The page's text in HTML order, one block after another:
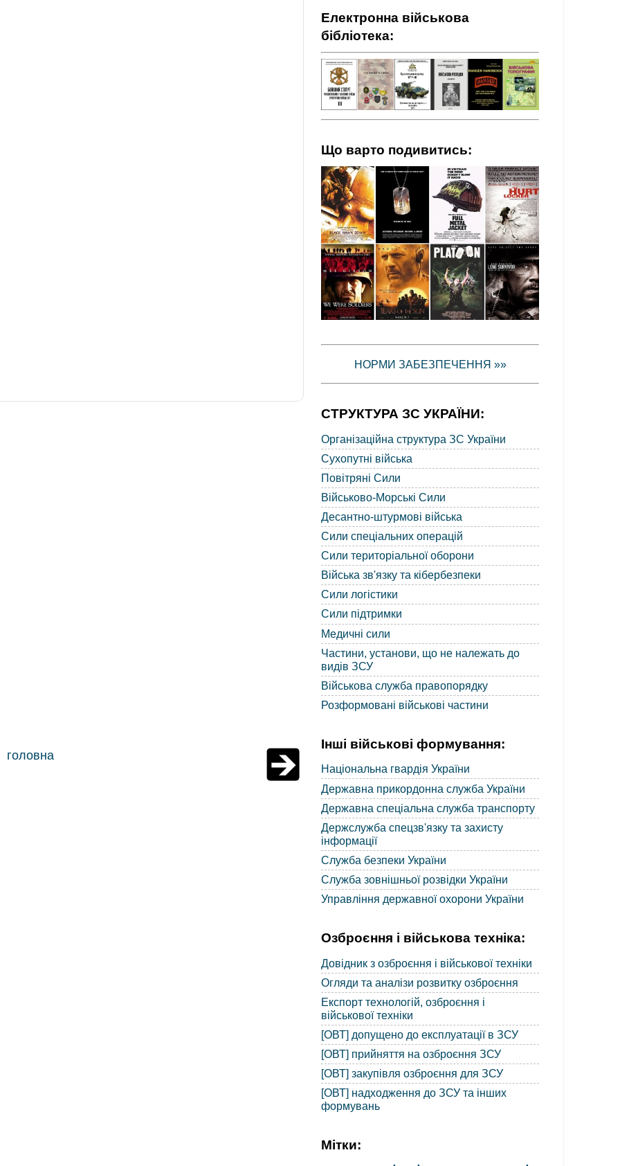
головна
Електронна військова
бібліотека:
Що варто подивитись:
НОРМИ ЗАБЕЗПЕЧЕННЯ »»
СТРУКТУРА ЗС УКРАЇНИ:
Організаційна структура ЗС України
Сухопутні війська
Повітряні Сили
Військово-Морські Сили
Десантно-штурмові війська
Сили спеціальних операцій
Сили територіальної оборони
Війська зв'язку та кібербезпеки
Сили логістики
Сили підтримки
Медичні сили
Частини, установи, що не належать до
видів ЗСУ
Військова служба правопорядку
Розформовані військові частини
Інші військові формування:
Національна гвардія України
Державна прикордонна служба України
Державна спеціальна служба транспорту
Держслужба спецзв'язку та захисту
інформації
Служба безпеки України
Служба зовнішньої розвідки України
Управління державної охорони України
Озброєння і військова техніка:
Довідник з озброєння і військової техніки
Огляди та аналізи розвитку озброєння
Експорт технологій, озброєння і
військової техніки
[ОВТ] допущено до експлуатації в ЗСУ
[ОВТ] прийняття на озброєння ЗСУ
[ОВТ] закупівля озброєння для ЗСУ
[ОВТ] надходження до ЗСУ та інших
формувань
Мітки: